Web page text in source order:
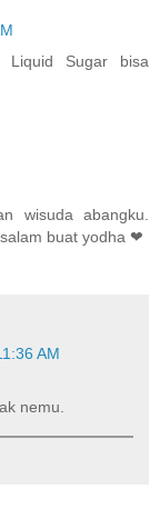
Liquid Sugar bisa
wisuda abangku.
buat yodha ❤
AM
nemu.